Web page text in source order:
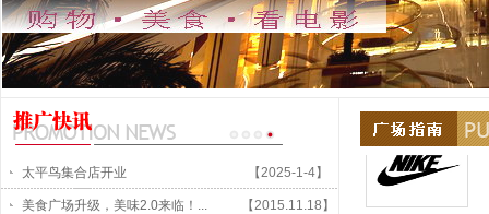
太平鸟集合店开业 【2025-1-4】
美食广场升级，美味2.0来临！... 【2015.11.18】